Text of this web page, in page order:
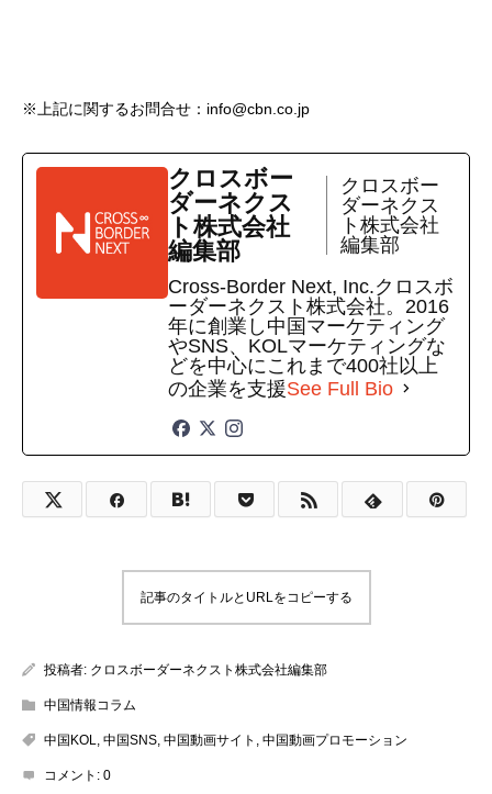
※上記に関するお問合せ：info@cbn.co.jp
クロスボー
ダーネクス
ト株式会社
編集部
クロスボー
ダーネクス
ト株式会社
編集部
Cross-Border Next, Inc.クロスボ
ーダーネクスト株式会社。2016
年に創業し中国マーケティング
やSNS、KOLマーケティングな
どを中心にこれまで400社以上
の企業を支援See Full Bio
記事のタイトルとURLをコピーする
投稿者: クロスボーダーネクスト株式会社編集部
中国情報コラム
中国KOL 中国SNS 中国動画サイト 中国動画プロモーション
コメント: 0